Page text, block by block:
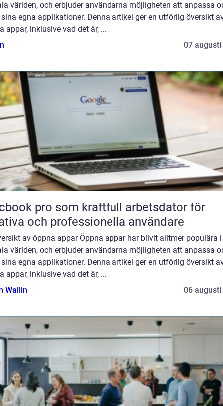
världen, och erbjuder användarna möjligheten att anpassa
egna applikationer. Denna artikel ger en utförlig översikt
appar, inklusive vad det är, ...
07 augusti
pro som kraftfull arbetsdator för
och professionella användare
av öppna appar Öppna appar har blivit alltmer populära i
världen, och erbjuder användarna möjligheten att anpassa
egna applikationer. Denna artikel ger en utförlig översikt
appar, inklusive vad det är, ...
Wallin
06 augusti